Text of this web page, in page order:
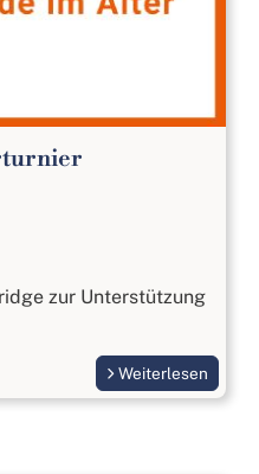
zur Unterstützung
Weiterlesen